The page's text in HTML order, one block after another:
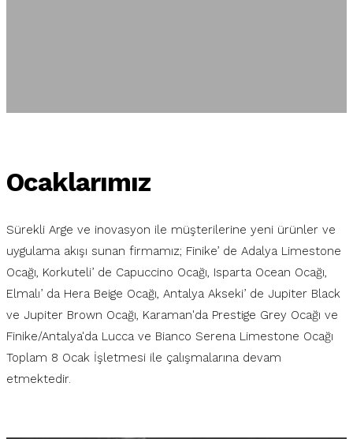
Ocaklarımız
Sürekli Arge ve inovasyon ile müşterilerine yeni ürünler ve
uygulama akışı sunan firmamız; Finike’ de Adalya Limestone
Ocağı, Korkuteli’ de Capuccino Ocağı, Isparta Ocean Ocağı,
Elmalı’ da Hera Beige Ocağı, Antalya Akseki’ de Jupiter Black
ve Jupiter Brown Ocağı, Karaman'da Prestige Grey Ocağı ve
Finike/Antalya'da Lucca ve Bianco Serena Limestone Ocağı
Toplam 8 Ocak İşletmesi ile çalışmalarına devam
etmektedir.